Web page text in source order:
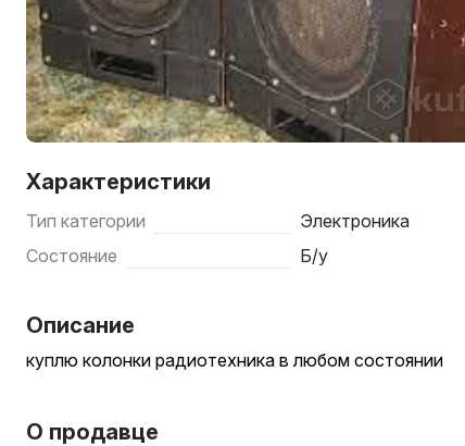
Характеристики
Тип категории
Электроника
Состояние
Б/у
Описание
куплю колонки радиотехника в любом состоянии
О продавце